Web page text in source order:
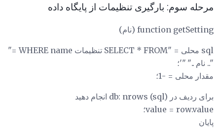
مرحله سوم: بارگیری تنظیمات از پایگاه داده
function getSetting (نام)
sql محلی = "SELECT * FROM تنظیمات WHERE name ="
".. نام .." "'؛
مقدار محلی = -1؛
برای ردیف در db: nrows (sql) انجام دهید
value = row.value؛
پایان